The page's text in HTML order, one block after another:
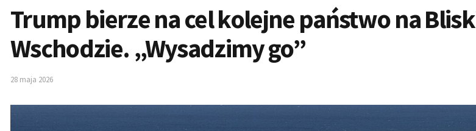
Trump bierze na cel kolejne państwo na
Wschodzie. „Wysadzimy go”
28 maja 2026